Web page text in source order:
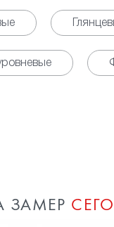
ЗАМЕР